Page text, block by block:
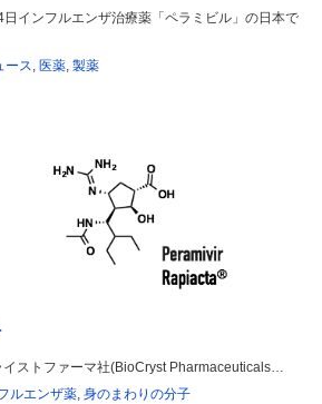
インフルエンザ治療薬「ペラミビル」の日本で
ース, 医薬, 製薬
イストファーマ社(BioCryst Pharmaceuticals…
ルエンザ薬, 身のまわりの分子